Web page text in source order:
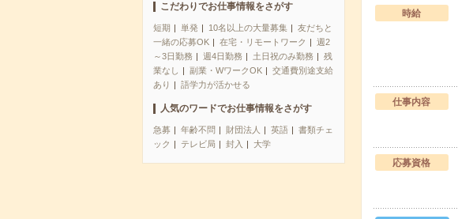
こだわりでお仕事情報をさがす
短期 単発 10名以上の大量募集
友だちと
一緒の応募OK
在宅・リモートワーク
週2
～3日勤務
週4日勤務 土日祝のみ勤務
残
業なし
副業・WワークOK
交通費別途支給
あり
語学力が活かせる
人気のワードでお仕事情報をさがす
急募 年齢不問 財団法人 英語
書類チェ
ック
テレビ局 封入 大学
時給
仕事内容
応募資格